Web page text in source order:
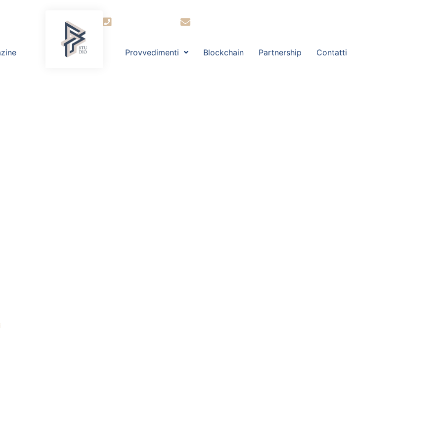
Provvedimenti Blockchain Partnership Contatti